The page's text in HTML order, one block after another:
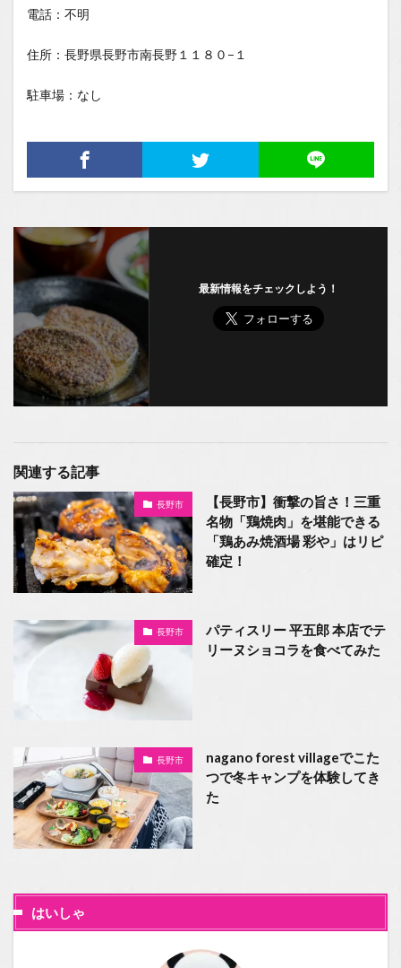
電話：不明
住所：長野県長野市南長野１１８０−１
駐車場：なし
最新情報をチェックしよう！
関連する記事
長野市
【長野市】衝撃の旨さ！三重
名物「鶏焼肉」を堪能できる
「鶏あみ焼酒場 彩や」はリピ
確定！
長野市
パティスリー 平五郎 本店でテ
リーヌショコラを食べてみた
長野市
nagano forest villageでこた
つで冬キャンプを体験してき
た
はいしゃ